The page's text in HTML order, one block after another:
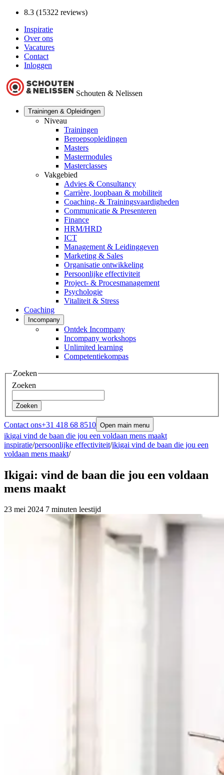
8.3 (15322 reviews)
Inspiratie
Over ons
Vacatures
Contact
Inloggen
Schouten & Nelissen
Trainingen & Opleidingen
Niveau
Trainingen
Beroepsopleidingen
Masters
Mastermodules
Masterclasses
Vakgebied
Advies & Consultancy
Carrière, loopbaan & mobiliteit
Coaching- & Trainingsvaardigheden
Communicatie & Presenteren
Finance
HRM/HRD
ICT
Management & Leidinggeven
Marketing & Sales
Organisatie ontwikkeling
Persoonlijke effectiviteit
Project- & Procesmanagement
Psychologie
Vitaliteit & Stress
Coaching
Incompany
Ontdek Incompany
Incompany workshops
Unlimited learning
Competentiekompas
Zoeken
Zoeken
Zoeken
Contact ons+31 418 68 8510 Open main menu
ikigai vind de baan die jou een voldaan mens maakt
inspiratie/persoonlijke effectiviteit/ikigai vind de baan die jou een
voldaan mens maakt/
Ikigai: vind de baan die jou een voldaan
mens maakt
23 mei 2024 7 minuten leestijd